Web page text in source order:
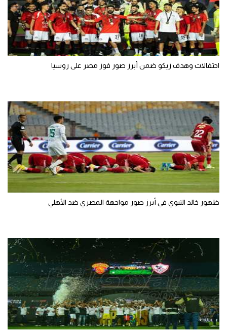
احتفالات وهدف زيكو ضمن أبرز صور فوز مصر على روسيا
ظهور خالد النبوي في أبرز صور مواجهة المصري ضد الأهلي